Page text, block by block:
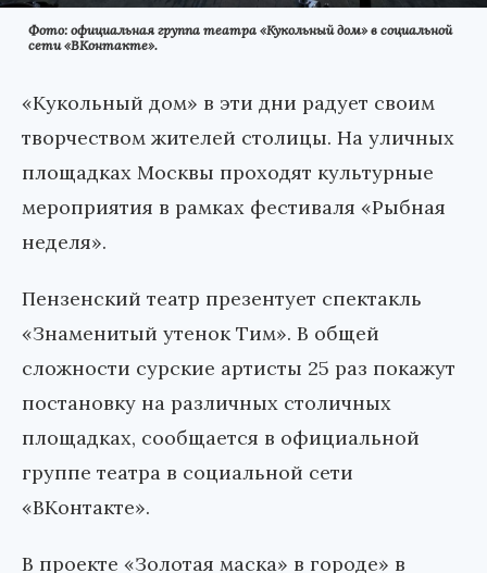
Фото: официальная группа театра «Кукольный дом» в социальной
сети «ВКонтакте».
«Кукольный дом» в эти дни радует своим
творчеством жителей столицы. На уличных
площадках Москвы проходят культурные
мероприятия в рамках фестиваля «Рыбная
неделя».
Пензенский театр презентует спектакль
«Знаменитый утенок Тим». В общей
сложности сурские артисты 25 раз покажут
постановку на различных столичных
площадках, сообщается в официальной
группе театра в социальной сети
«ВКонтакте».
В проекте «Золотая маска» в городе» в